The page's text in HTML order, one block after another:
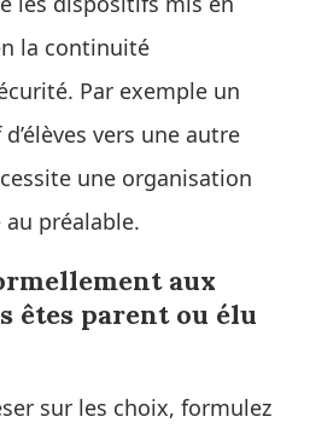
la continuité
Par exemple un
vers une autre
une organisation
préalable.
aux
êtes parent ou élu
sur les choix, formulez